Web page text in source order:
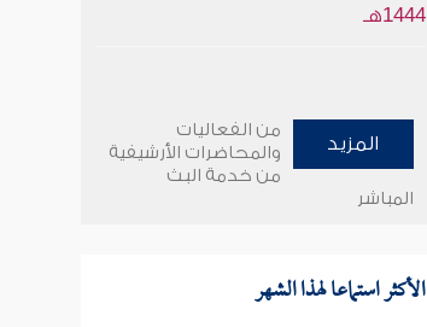
1444هـ
المزيد
من الفعاليات
والمحاضرات الأرشيفية
من خدمة البث
المباشر
الأكثر استماعا لهذا الشهر